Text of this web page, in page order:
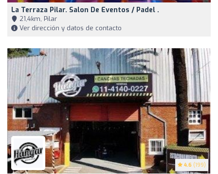
La Terraza Pilar. Salon De Eventos / Padel .
21,4km, Pilar
Ver dirección y datos de contacto
4.6 (199)